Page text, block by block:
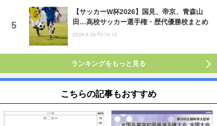
【サッカーW杯2026】国見、帝京、青森山
田…高校サッカー選手権・歴代優勝校まとめ
2026.6.26 Fri 10:15
ランキングをもっと見る
こちらの記事もおすすめ